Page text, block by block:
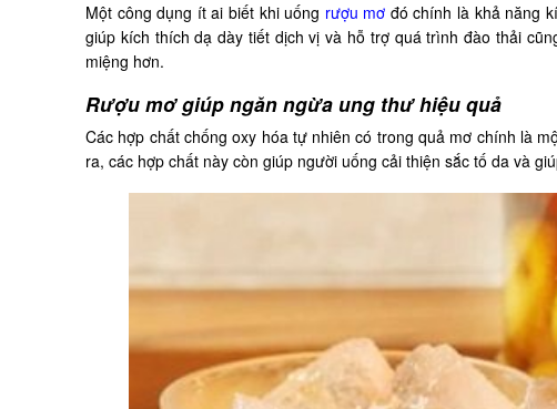
Một công dụng ít ai biết khi uống rượu mơ đó chính là khả năng
giúp kích thích dạ dày tiết dịch vị và hỗ trợ quá trình đào thải
miệng hơn.
Rượu mơ giúp ngăn ngừa ung thư hiệu quả
Các hợp chất chống oxy hóa tự nhiên có trong quả mơ chính là
ra, các hợp chất này còn giúp người uống cải thiện sắc tố da và